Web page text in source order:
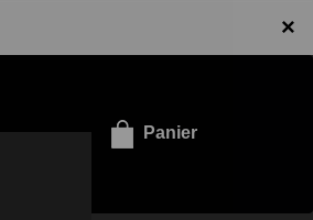
×
Panier